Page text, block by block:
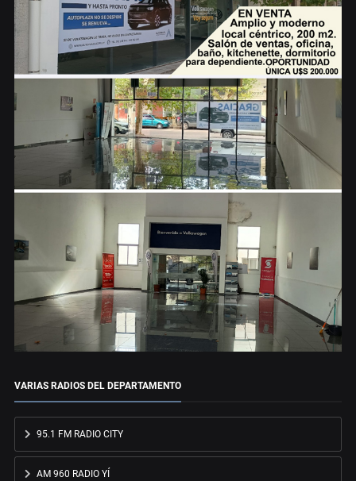
VARIAS RADIOS DEL DEPARTAMENTO
95.1 FM RADIO CITY
AM 960 RADIO YÍ